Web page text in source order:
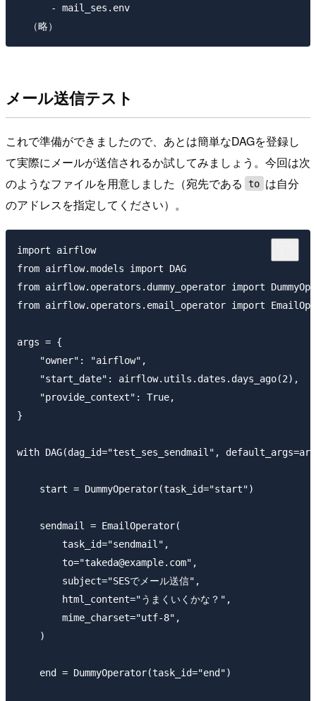
      - mail_ses.env
メール送信テスト
これで準備ができましたので、あとは簡単なDAGを登録し
て実際にメールが送信されるか試してみましょう。今回は次
のようなファイルを用意しました（宛先である
to は自分
のアドレスを指定してください）。
import airflow
from airflow.models import DAG
from airflow.operators.dummy_operator import
from airflow.operators.email_operator import
args = {
    "owner": "airflow",
    "start_date": airflow.utils.dates.days_ago(2),
    "provide_context": True,
}
with DAG(dag_id="test_ses_sendmail",
    start = DummyOperator(task_id="start")
    sendmail = EmailOperator(
        task_id="sendmail",
        to="takeda@example.com",
        subject="SESでメール送信",
        html_content="うまくいくかな？",
        mime_charset="utf-8",
    )
    end = DummyOperator(task_id="end")